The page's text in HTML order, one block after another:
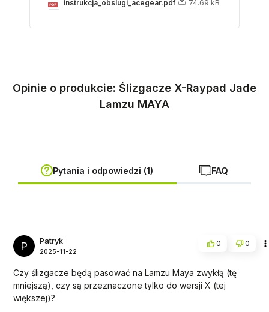
instrukcja_obslugi_acegear.pdf 74.69 kB
Opinie o produkcie: Ślizgacze X-Raypad Jade
Lamzu MAYA
Pytania i odpowiedzi (1) FAQ
P Patryk
2025-11-22
0 0
Czy ślizgacze będą pasować na Lamzu Maya zwykłą (tę
mniejszą), czy są przeznaczone tylko do wersji X (tej
większej)?